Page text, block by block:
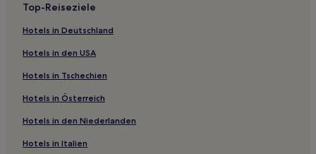
Haustierfreundliche in Archsum
Familien in Kampen
Familien in Dagebüll
Haustierfreundliche in Wittdün
Haustierfreundliche in Nordseeküste von Schleswig-
Holstein
Hotels mit Küchenzeile in Nordseeküste von Schleswig-
Holstein
Top-Reiseziele
Hotels in Deutschland
Hotels in den USA
Hotels in Tschechien
Hotels in Österreich
Hotels in den Niederlanden
Hotels in Italien